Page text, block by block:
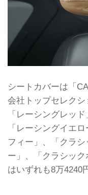
シートカバーは「
会社トップセレクシ
「レーシングレッ
「レーシングイエ
フィー」、「クラ
ー」、「クラシッ
はいずれも8万4240